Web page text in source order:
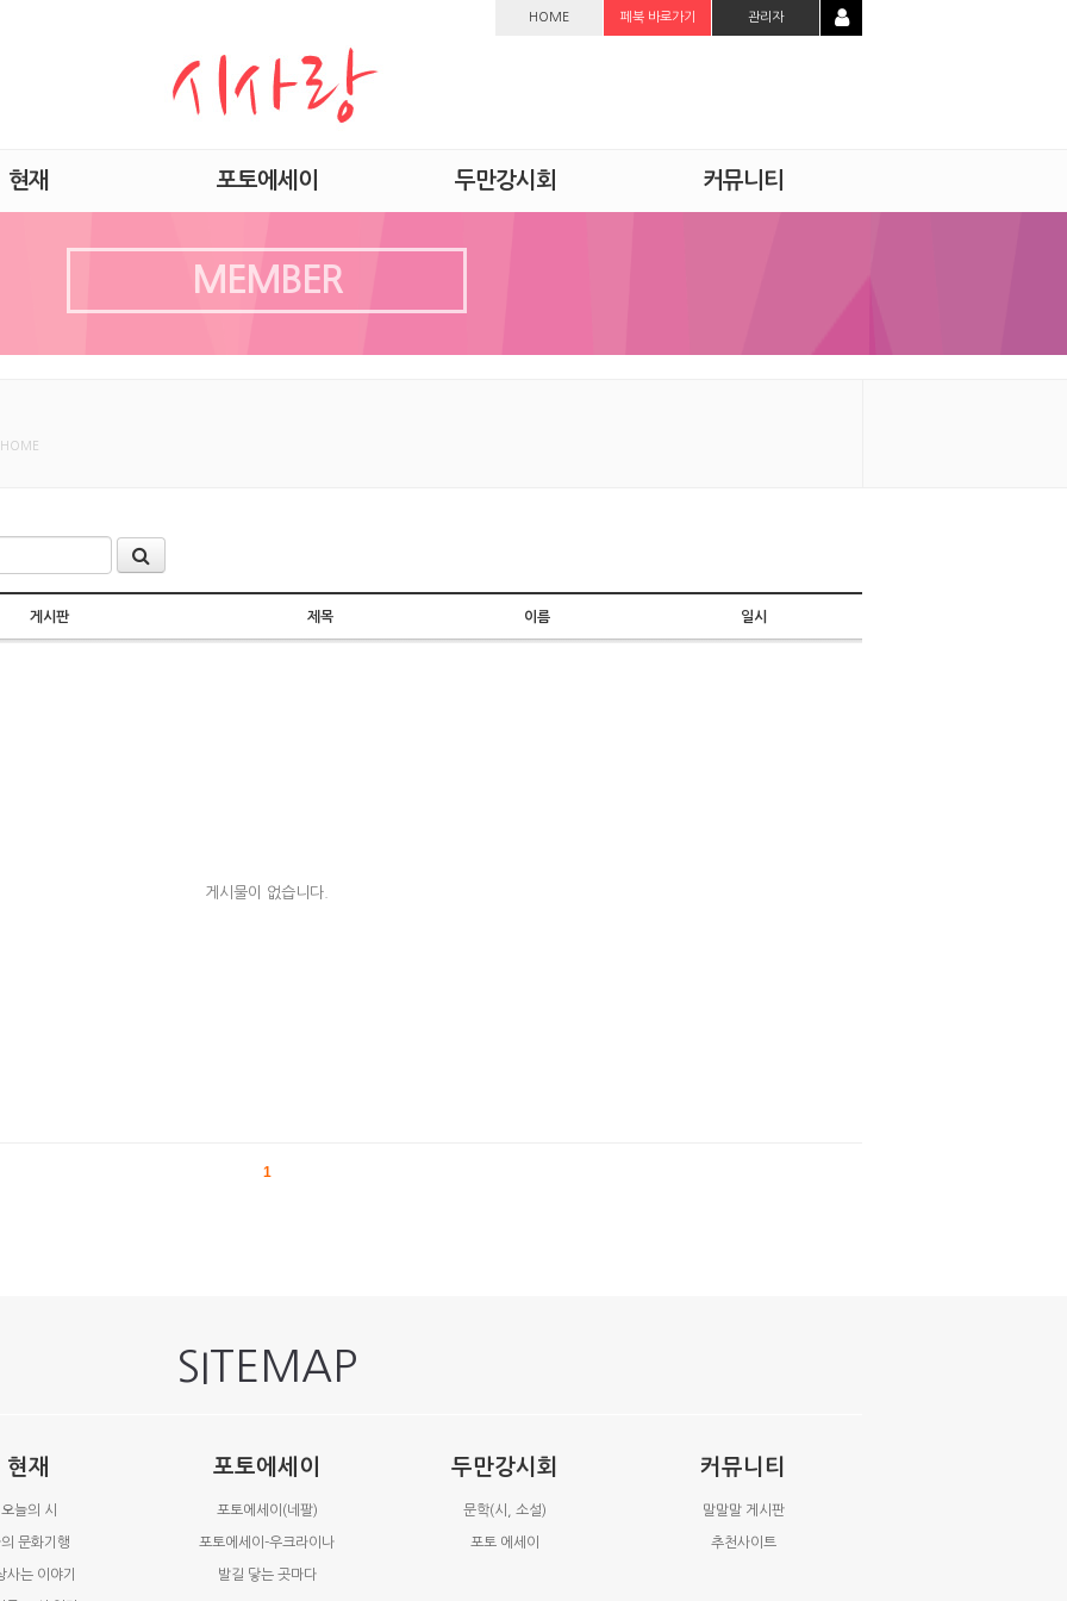
HOME 페북 바로가기 관리자
현재 포토에세이 두만강시회 커뮤니티
MEMBER
게시판 제목 이름 일시
게시물이 없습니다.
1
SITEMAP
현재
오늘의 시
문화기행
사는 이야기
포토에세이
포토에세이(네팔)
포토에세이-우크라이나
발길 닿는 곳마다
두만강시회
문학(시, 소설)
포토 에세이
커뮤니티
말말말 게시판
추천사이트